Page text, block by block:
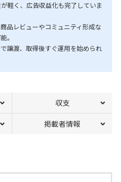
軽く、広告収益化も完了していま
品レビューやコミュニティ形成な
。
譲渡、取得後すぐ運用を始められ
収支
掲載者情報